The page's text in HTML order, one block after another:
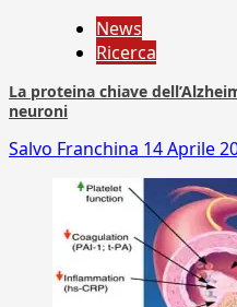
News
Ricerca
La proteina chiave
neuroni
Salvo Franchina 14 Aprile